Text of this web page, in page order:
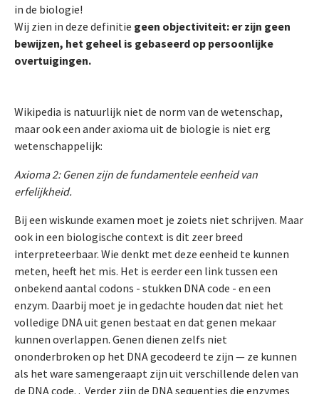
in de biologie!
Wij zien in deze definitie geen objectiviteit: er zijn geen
bewijzen, het geheel is gebaseerd op persoonlijke
overtuigingen.
Wikipedia is natuurlijk niet de norm van de wetenschap,
maar ook een ander axioma uit de biologie is niet erg
wetenschappelijk:
Axioma 2: Genen zijn de fundamentele eenheid van
erfelijkheid.
Bij een wiskunde examen moet je zoiets niet schrijven. Maar
ook in een biologische context is dit zeer breed
interpreteerbaar. Wie denkt met deze eenheid te kunnen
meten, heeft het mis. Het is eerder een link tussen een
onbekend aantal codons - stukken DNA code - en een
enzym. Daarbij moet je in gedachte houden dat niet het
volledige DNA uit genen bestaat en dat genen mekaar
kunnen overlappen. Genen dienen zelfs niet
ononderbroken op het DNA gecodeerd te zijn — ze kunnen
als het ware samengeraapt zijn uit verschillende delen van
de DNA code. . Verder zijn de DNA sequenties die enzymes